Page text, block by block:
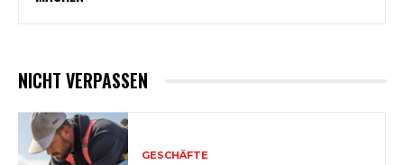
NICHT VERPASSEN
GESCHÄFTE